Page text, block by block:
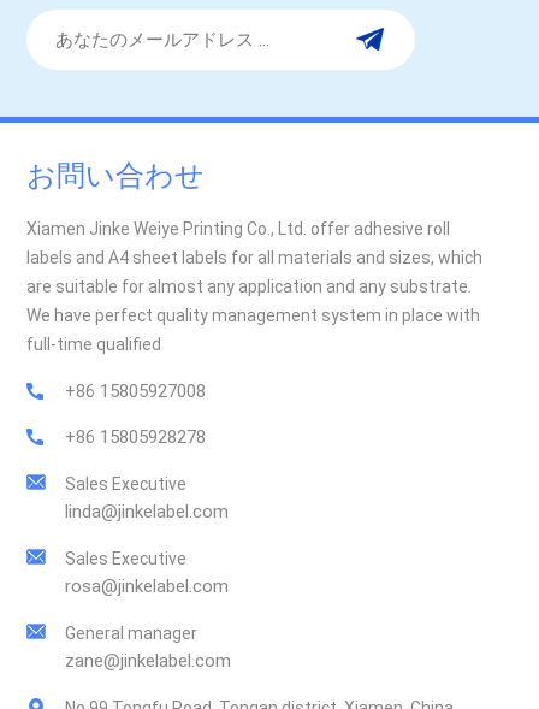
家と交流できることを楽しみにしています。革新的なパッケー
ジング ソリューションをお探しの場合でも、ブランドの棚での
魅力を高めたい場合でも、当社のチームは協力してお客様のビ
お問い合わせ
Xiamen Jinke Weiye Printing Co., Ltd. offer adhesive roll
labels and A4 sheet labels for all materials and sizes, which
are suitable for almost any application and any substrate.
We have perfect quality management system in place with
full-time qualified
+86 15805927008
+86 15805928278
Sales Executive
linda@jinkelabel.com
Sales Executive
rosa@jinkelabel.com
General manager
zane@jinkelabel.com